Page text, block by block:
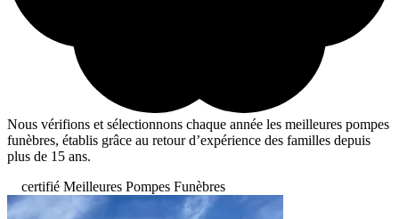
Nous vérifions et sélectionnons chaque année les meilleures pompes
funèbres, établis grâce au retour d’expérience des familles depuis
plus de 15 ans.
certifié Meilleures Pompes Funèbres